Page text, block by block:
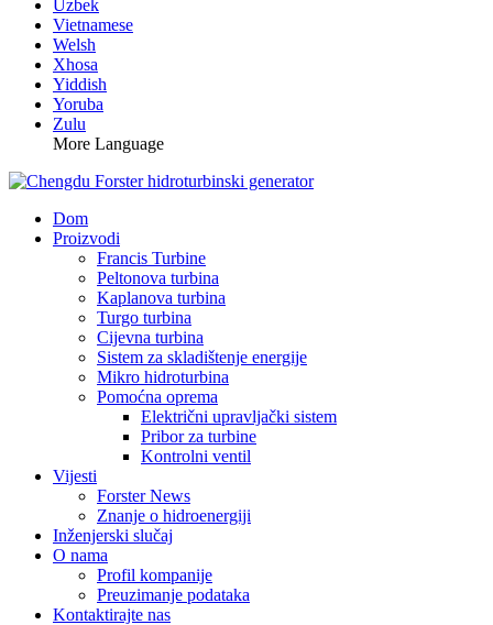
Uzbek
Vietnamese
Welsh
Xhosa
Yiddish
Yoruba
Zulu
More Language
Dom
Proizvodi
Francis Turbine
Peltonova turbina
Kaplanova turbina
Turgo turbina
Cijevna turbina
Sistem za skladištenje energije
Mikro hidroturbina
Pomoćna oprema
Električni upravljački sistem
Pribor za turbine
Kontrolni ventil
Vijesti
Forster News
Znanje o hidroenergiji
Inženjerski slučaj
O nama
Profil kompanije
Preuzimanje podataka
Kontaktirajte nas